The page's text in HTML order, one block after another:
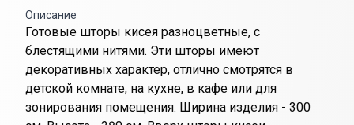
Описание
Готовые шторы кисея разноцветные, с
блестящими нитями. Эти шторы имеют
декоративных характер, отлично смотрятся в
детской комнате, на кухне, в кафе или для
зонирования помещения. Ширина изделия - 300